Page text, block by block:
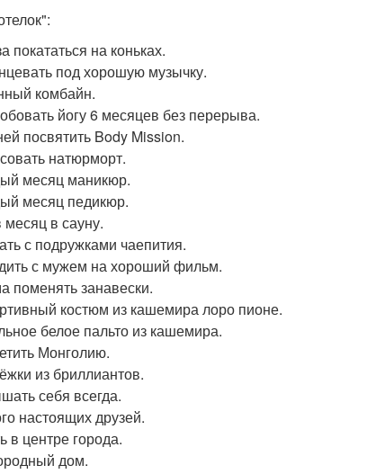
покататься на коньках.
под хорошую музычку.
комбайн.
йогу 6 месяцев без перерыва.
посвятить Body Mission.
натюрморт.
месяц маникюр.
месяц педикюр.
месяц в сауну.
с подружками чаепития.
с мужем на хороший фильм.
поменять занавески.
костюм из кашемира лоро пионе.
белое пальто из кашемира.
Монголию.
из бриллиантов.
себя всегда.
настоящих друзей.
в центре города.
дом.